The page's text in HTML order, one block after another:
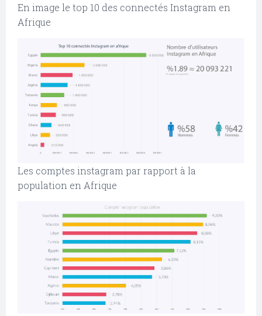
En image le top 10 des connectés Instagram en
Afrique
Les comptes instagram par rapport à la
population en Afrique